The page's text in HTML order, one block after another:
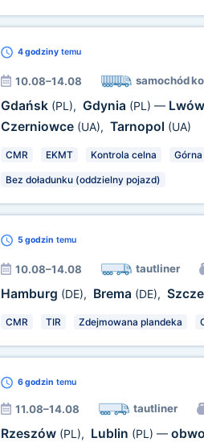
4 godzinytemu
10.08–14.08 samochód
Gdańsk (PL), Gdynia (PL) — Lwów
Czerniowce (UA), Tarnopol (UA)
CMR EKMT Kontrola celna Górna
Bez doładunku (oddzielny pojazd)
5 godzin temu
10.08–14.08 tautliner
Hamburg (DE), Brema (DE),
CMR TIR Zdejmowana plandeka
6 godzin temu
11.08–14.08 tautliner
Rzeszów (PL), Lublin (PL) —